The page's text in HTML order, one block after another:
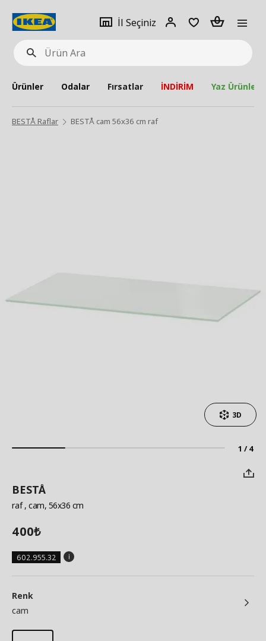
Ürün
Ara
İl Seçiniz
Giriş
Adet
Ürünler Odalar Fırsatlar İNDİRİM Yaz Ürünleri
BESTÅ Raflar BESTÅ cam 56x36 cm raf
1 / 4
3D
BESTÅ
raf, cam, 56x36 cm
400₺
602.955.32
Renk
cam